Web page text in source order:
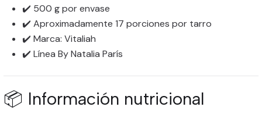
✔️ 500 g por envase
✔️ Aproximadamente 17 porciones por tarro
✔️ Marca: Vitaliah
✔️ Línea By Natalia París
📦 Información nutricional